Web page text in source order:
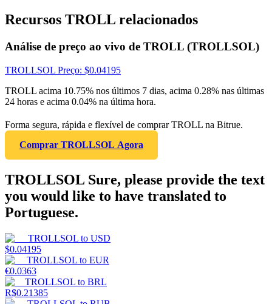
Recursos TROLL relacionados
Análise de preço ao vivo de TROLL (TROLLSOL)
TROLLSOL Preço: $0.04195
TROLL acima 10.75% nos últimos 7 dias, acima 0.28% nas últimas
24 horas e acima 0.04% na última hora.
Forma segura, rápida e flexível de comprar TROLL na Bitrue.
Comprar TROLLSOL Agora
TROLLSOL Sure, please provide the text
you would like to have translated to
Portuguese.
TROLLSOL to USD
$0.04195
TROLLSOL to EUR
€0.0363
TROLLSOL to BRL
R$0.21385